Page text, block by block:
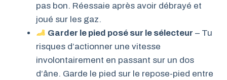
pas bon. Réessaie après avoir débrayé et
joué sur les gaz.
Garder le pied posé sur le sélecteur – Tu
risques d’actionner une vitesse
involontairement en passant sur un dos
d’âne. Garde le pied sur le repose-pied entre